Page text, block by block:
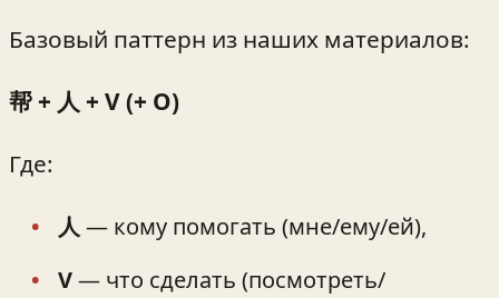
Базовый паттерн из наших материалов:
帮 + 人 + V (+ O)
Где:
人 — кому помогать (мне/ему/ей),
V— что сделать (посмотреть/